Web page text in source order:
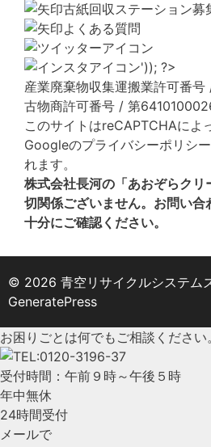
古紙回収ステーション募
よくある質問
産業廃棄物収集運搬業許可番
古物商許可番号 / 第
このサイトはreCAPTCHAによ
Googleのプライバシーポリシー
れます。
株式会社長河の「あおぞらクリ
切関係ございません。お問い合
十分にご確認ください。
© 2026 青空リサイクルシステム
GeneratePress
お困りごとは何でもご相談ください。
受付時間：午前９時～午後５時
年中無休
24時間受付
メールで